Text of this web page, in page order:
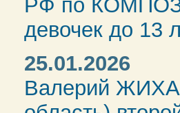
РФ по
девочек до 13
25.01.2026
Валерий